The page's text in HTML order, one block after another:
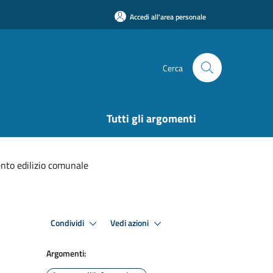
Accedi all'area personale
Cerca
Tutti gli argomenti
edilizio comunale
Condividi Vedi azioni
Argomenti: